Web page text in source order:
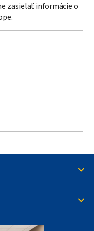
zasielať informácie o